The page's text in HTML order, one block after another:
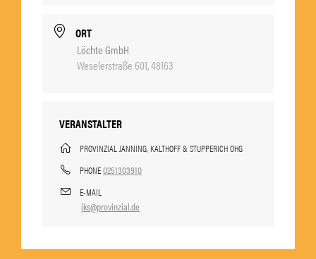
ORT
Löchte GmbH
Weselerstraße 601, 48163
VERANSTALTER
PROVINZIAL JANNING, KALTHOFF & STUPPERICH OHG
PHONE0251303910
E-MAIL
jks@provinzial.de